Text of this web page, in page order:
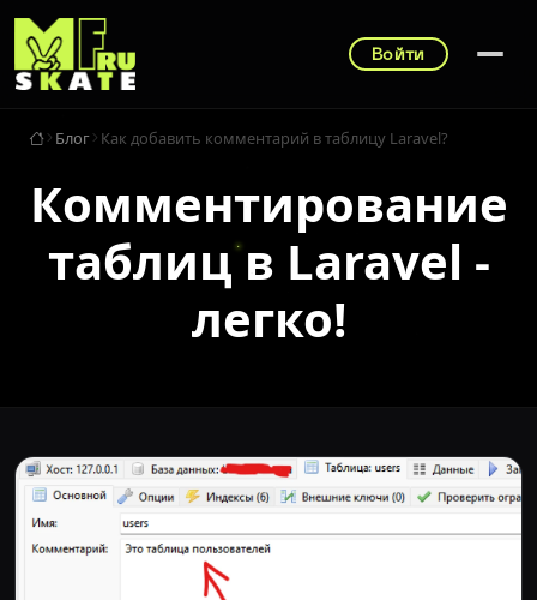
Войти
Блог Как добавить комментарий в таблицу Laravel?
Комментирование
таблиц в Laravel -
легко!